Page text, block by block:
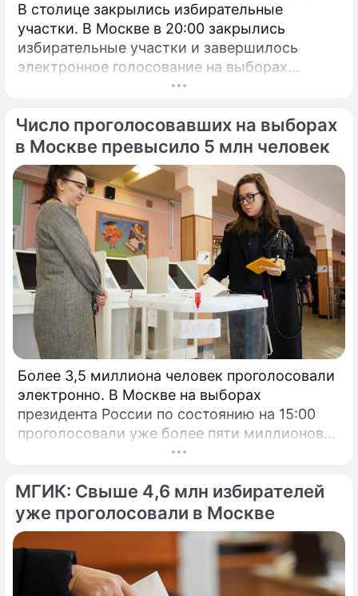
В столице закрылись избирательные
участки. В Москве в 20:00 закрылись
избирательные участки и завершилось
электронное голосование на выборах
Число проголосовавших на выборах
в Москве превысило 5 млн человек
Более 3,5 миллиона человек проголосовали
электронно. В Москве на выборах
президента России по состоянию на 15:00
проголосовали уже более пяти миллионов
МГИК: Свыше 4,6 млн избирателей
уже проголосовали в Москве